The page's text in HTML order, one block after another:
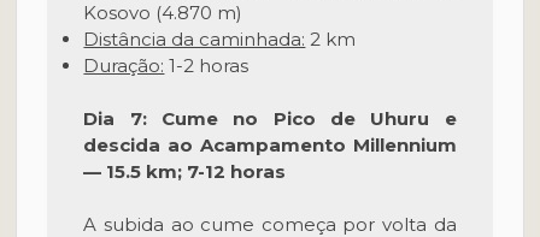
Kosovo (4.870 m)
Distância da caminhada: 2 km
Duração: 1-2 horas
Dia 7: Cume no Pico de Uhuru e
descida ao Acampamento Millennium
— 15.5 km; 7-12 horas
A subida ao cume começa por volta da